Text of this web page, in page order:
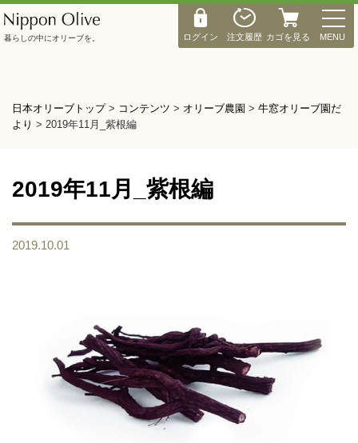
ログイン 注文履歴 カゴを見る
M
E
N
MENU
暮らしの中にオリーブを。
日本オリーブトップ> コンテンツ > オリーブ農園 > 牛窓オリーブ園だ
より > 2019年11月_紫根編
2019年11月_紫根編
2019.10.01